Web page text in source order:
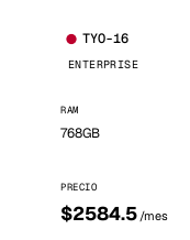
TYO-16
ENTERPRISE
RAM
768GB
PRECIO
$2584.5 /mes